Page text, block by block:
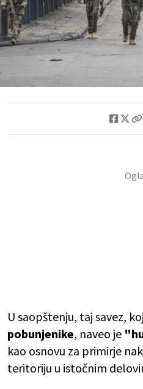
U saopštenju, taj savez,
pobunjenike, naveo je
kao osnovu za primirje
teritoriju u istočnim